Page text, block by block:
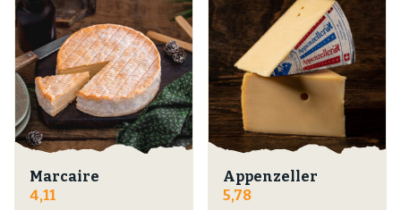
Marcaire
4,11
Appenzeller
5,78